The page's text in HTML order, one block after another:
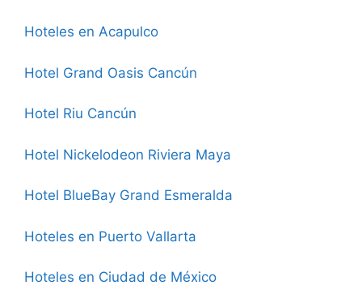
Hoteles en Acapulco
Hotel Grand Oasis Cancún
Hotel Riu Cancún
Hotel Nickelodeon Riviera Maya
Hotel BlueBay Grand Esmeralda
Hoteles en Puerto Vallarta
Hoteles en Ciudad de México